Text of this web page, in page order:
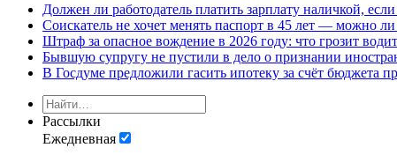
Должен ли работодатель платить зарплату наличкой,
Соискатель не хочет менять паспорт в 45 лет — можно
Штраф за опасное вождение в 2026 году: что грозит
Бывшую супругу не пустили в дело о признании
В Госдуме предложили гасить ипотеку за счёт бюджета
Рассылки
Ежедневная